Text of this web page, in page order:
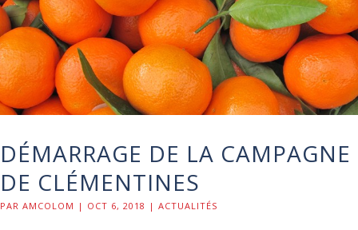
DÉMARRAGE DE LA CAMPAGNE
DE CLÉMENTINES
PAR AMCOLOM | OCT 6, 2018 | ACTUALITÉS